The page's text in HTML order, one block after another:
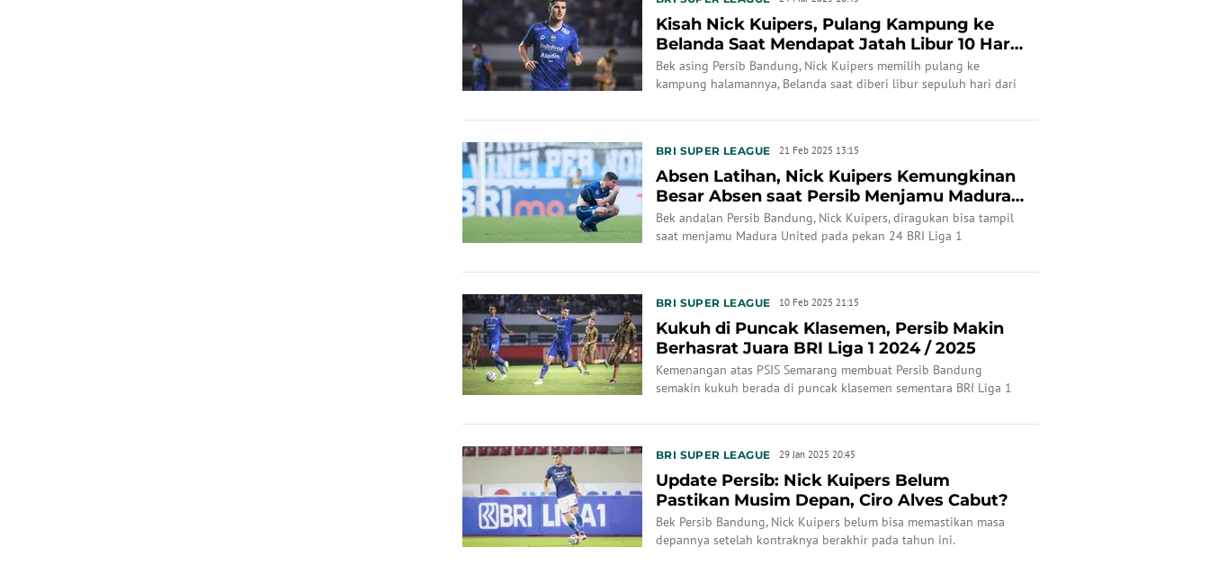
Kisah Nick Kuipers, Pulang Kampung ke
Belanda Saat Mendapat Jatah Libur 10 Hari
dari Persi...
Bek asing Persib Bandung, Nick Kuipers memilih pulang ke
kampung halamannya, Belanda saat diberi libur sepuluh hari dari
BRI SUPER LEAGUE 21 Feb 2025 13:15
Absen Latihan, Nick Kuipers Kemungkinan
Besar Absen saat Persib Menjamu Madura
United
Bek andalan Persib Bandung, Nick Kuipers, diragukan bisa tampil
saat menjamu Madura United pada pekan 24 BRI Liga 1
BRI SUPER LEAGUE 10 Feb 2025 21:15
Kukuh di Puncak Klasemen, Persib Makin
Berhasrat Juara BRI Liga 1 2024 / 2025
Kemenangan atas PSIS Semarang membuat Persib Bandung
semakin kukuh berada di puncak klasemen sementara BRI Liga 1
BRI SUPER LEAGUE 29 Jan 2025 20:45
Update Persib: Nick Kuipers Belum
Pastikan Musim Depan, Ciro Alves Cabut?
Bek Persib Bandung, Nick Kuipers belum bisa memastikan masa
depannya setelah kontraknya berakhir pada tahun ini.